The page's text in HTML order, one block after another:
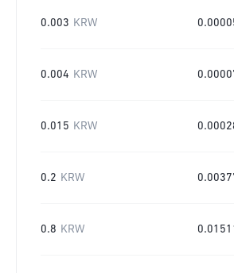
0.003 KRW
0.004 KRW
0.015 KRW
0.2 KRW
0.8 KRW